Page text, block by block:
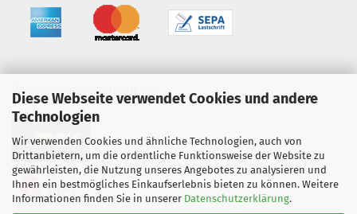
Diese Webseite verwendet Cookies und andere
Technologien
Wir verwenden Cookies und ähnliche Technologien, auch von
Drittanbietern, um die ordentliche Funktionsweise der Website zu
gewährleisten, die Nutzung unseres Angebotes zu analysieren und
Ihnen ein bestmögliches Einkaufserlebnis bieten zu können. Weitere
Informationen finden Sie in unserer Datenschutzerklärung.
Wir versenden schnell mit: